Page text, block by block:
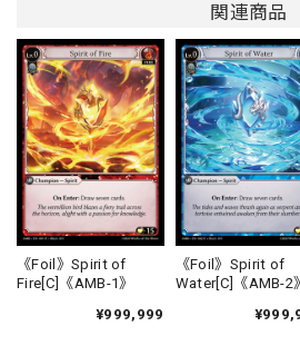
関連商品
《Foil》Spirit of
Fire[C]《AMB-1》
¥999,999
《Foil》Spirit of
Water[C]《AMB-2》